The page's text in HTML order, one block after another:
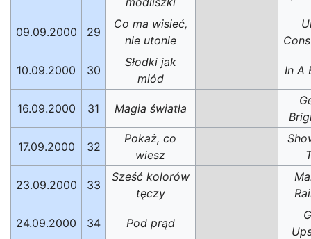
09.09.2000 29
Co ma wisieć,
nie utonie
10.09.2000 30
Słodki jak
miód
In A
16.09.2000 31 Magia światła
17.09.2000 32
Pokaż, co
wiesz
23.09.2000 33
Sześć kolorów
tęczy
24.09.2000 34 Pod prąd